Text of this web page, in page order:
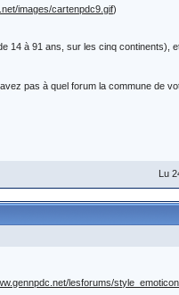
) en bas de page,
une nouvelle fenêtre dans
images/cartenpdc9.gif)
à 91 ans, sur les cinq continents),
pas à quel forum la commune de
MARI x FEMME
partie
Lu
lesforums/